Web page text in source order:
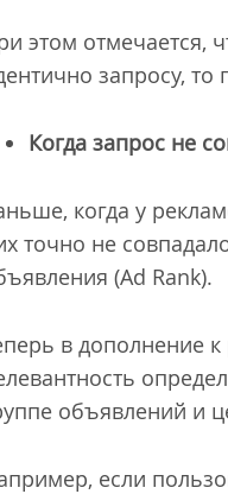
этом отмечается,
запросу, то
Когда запрос не
когда у
точно не
(Ad Rank).
в дополнение
объявлений и
если